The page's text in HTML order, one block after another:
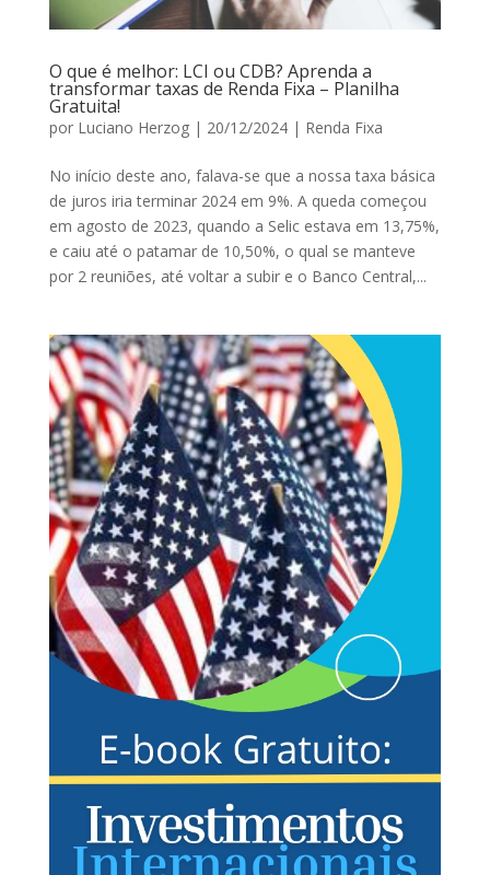
O que é melhor: LCI ou CDB? Aprenda a
transformar taxas de Renda Fixa – Planilha
Gratuita!
por Luciano Herzog| 20/12/2024| Renda Fixa
No início deste ano, falava-se que a nossa taxa básica
de juros iria terminar 2024 em 9%. A queda começou
em agosto de 2023, quando a Selic estava em 13,75%,
e caiu até o patamar de 10,50%, o qual se manteve
por 2 reuniões, até voltar a subir e o Banco Central,...